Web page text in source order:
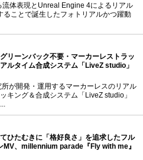
流体表現とUnreal Engine 4によるリアル
ることで誕生したフォトリアルかつ躍動
リーンバック不要・マーカーレストラッ
ルタイム合成システム「LiveZ studio」
が開発・運用するマーカーレスのリアル
キング＆合成システム「LiveZ studio」
ひたむきに「格好良さ」を追求したフル
MV、millennium parade『Fly with me』